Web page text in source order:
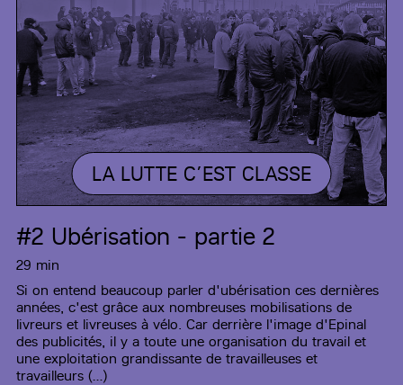
LA LUTTE C’EST CLASSE
#2 Ubérisation - partie 2
29 min
Si on entend beaucoup parler d'ubérisation ces dernières
années, c'est grâce aux nombreuses mobilisations de
livreurs et livreuses à vélo. Car derrière l'image d'Epinal
des publicités, il y a toute une organisation du travail et
une exploitation grandissante de travailleuses et
travailleurs (…)